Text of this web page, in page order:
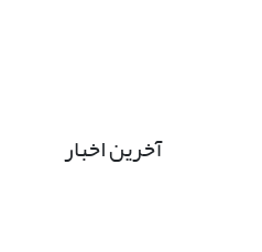
آخرین اخبار